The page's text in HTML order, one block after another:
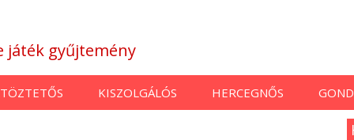
játék gyűjtemény
KISZOLGÁLÓS HERCEGNŐS